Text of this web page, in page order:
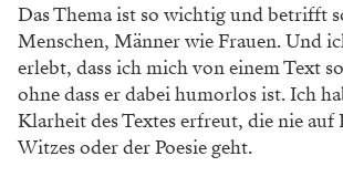
Das Thema ist so wichtig und betrifft
Menschen, Männer wie Frauen. Und
erlebt, dass ich mich von einem Text
ohne dass er dabei humorlos ist. Ich
Klarheit des Textes erfreut, die nie auf
Witzes oder der Poesie geht.